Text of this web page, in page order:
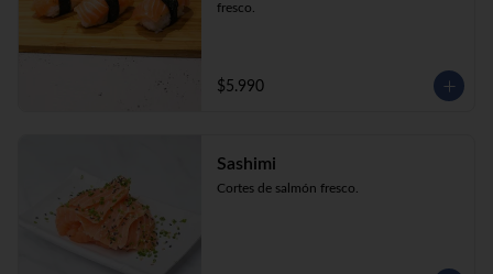
fresco.
$5.990
Sashimi
Cortes de salmón fresco.